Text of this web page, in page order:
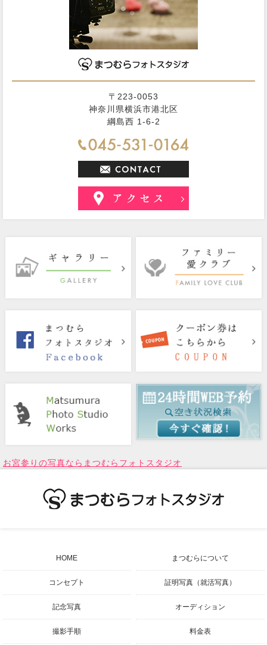
〒223-0053
神奈川県横浜市港北区
綱島西 1-6-2
お宮参りの写真ならまつむらフォトスタジオ
HOME まつむらについて
コンセプト 証明写真（就活写真）
記念写真 オーディション
撮影手順 料金表